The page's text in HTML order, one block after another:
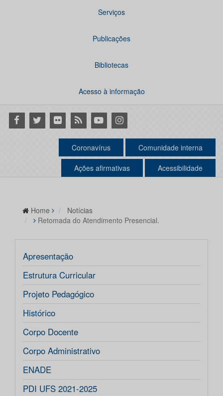
Serviços
Publicações
Bibliotecas
Acesso à informação
Facebook
Twitter Flickr RSS YoutubeInstagram
Coronavírus Comunidade interna
Ações afirmativas Acessibilidade
Home
Notícias
Retomada do Atendimento Presencial.
Apresentação
Estrutura Curricular
Projeto Pedagógico
Histórico
Corpo Docente
Corpo Administrativo
ENADE
PDI UFS 2021-2025